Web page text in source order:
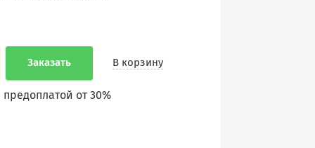
Заказать В корзину
от 30%